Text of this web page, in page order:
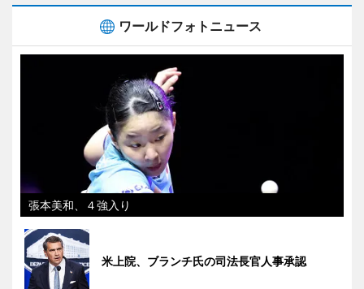
ワールドフォトニュース
張本美和、４強入り
米上院、ブランチ氏の司法長官人事承認